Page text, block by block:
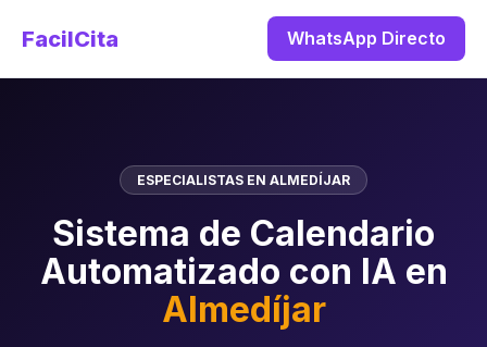
FacilCita WhatsApp Directo
ESPECIALISTAS EN ALMEDÍJAR
Sistema de Calendario
Automatizado con IA en
Almedíjar